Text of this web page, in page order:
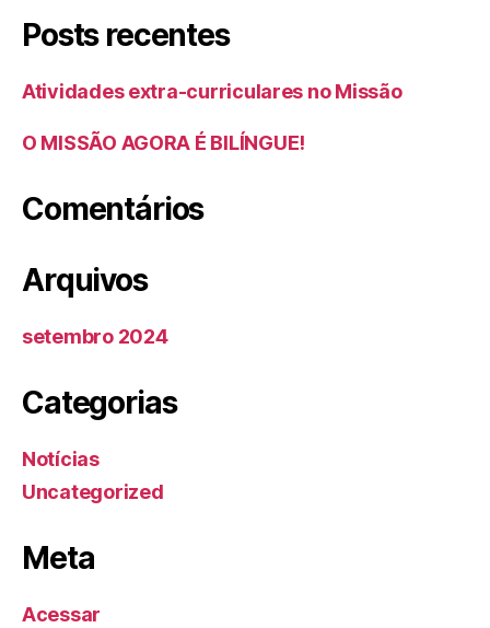
Posts recentes
Atividades extra-curriculares no Missão
O MISSÃO AGORA É BILÍNGUE!
Comentários
Arquivos
setembro 2024
Categorias
Notícias
Uncategorized
Meta
Acessar